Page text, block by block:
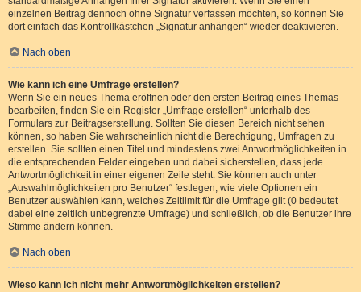
einzelnen Beitrag dennoch ohne Signatur verfassen möchten, so können Sie
dort einfach das Kontrollkästchen „Signatur anhängen“ wieder deaktivieren.
Nach oben
Wie kann ich eine Umfrage erstellen?
Wenn Sie ein neues Thema eröffnen oder den ersten Beitrag eines Themas
bearbeiten, finden Sie ein Register „Umfrage erstellen“ unterhalb des
Formulars zur Beitragserstellung. Sollten Sie diesen Bereich nicht sehen
können, so haben Sie wahrscheinlich nicht die Berechtigung, Umfragen zu
erstellen. Sie sollten einen Titel und mindestens zwei Antwortmöglichkeiten in
die entsprechenden Felder eingeben und dabei sicherstellen, dass jede
Antwortmöglichkeit in einer eigenen Zeile steht. Sie können auch unter
„Auswahlmöglichkeiten pro Benutzer“ festlegen, wie viele Optionen ein
Benutzer auswählen kann, welches Zeitlimit für die Umfrage gilt (0 bedeutet
dabei eine zeitlich unbegrenzte Umfrage) und schließlich, ob die Benutzer ihre
Stimme ändern können.
Nach oben
Wieso kann ich nicht mehr Antwortmöglichkeiten erstellen?